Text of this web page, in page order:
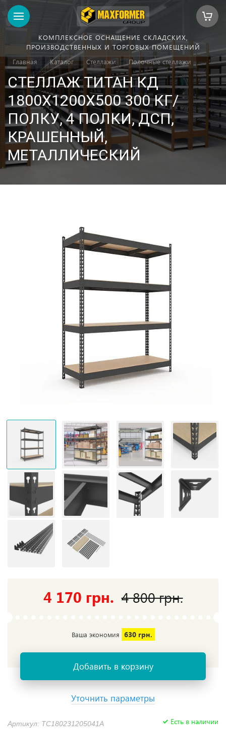
КОМПЛЕКСНОЕ ОСНАЩЕНИЕ СКЛАДСКИХ,
ПРОИЗВОДСТВЕННЫХ И ТОРГОВЫХ ПОМЕЩЕНИЙ
Главная
Каталог Стеллажи Полочные стеллажи
СТЕЛЛАЖ ТИТАН КД
1800Х1200Х500 300 КГ/
ПОЛКУ, 4 ПОЛКИ, ДСП,
КРАШЕННЫЙ,
МЕТАЛЛИЧЕСКИЙ
Артикул: TC180231205041A Есть в наличии
4 170 грн. 4 800 грн.
Ваша экономия 630 грн.
Добавить в корзину
Уточнить параметры